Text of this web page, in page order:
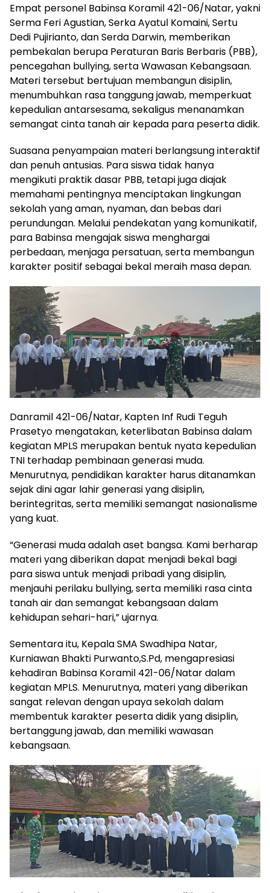
Empat personel Babinsa Koramil 421-06/Natar, yakni
Serma Feri Agustian, Serka Ayatul Komaini, Sertu
Dedi Pujirianto, dan Serda Darwin, memberikan
pembekalan berupa Peraturan Baris Berbaris (PBB),
pencegahan bullying, serta Wawasan Kebangsaan.
Materi tersebut bertujuan membangun disiplin,
menumbuhkan rasa tanggung jawab, memperkuat
kepedulian antarsesama, sekaligus menanamkan
semangat cinta tanah air kepada para peserta didik.
Suasana penyampaian materi berlangsung interaktif
dan penuh antusias. Para siswa tidak hanya
mengikuti praktik dasar PBB, tetapi juga diajak
memahami pentingnya menciptakan lingkungan
sekolah yang aman, nyaman, dan bebas dari
perundungan. Melalui pendekatan yang komunikatif,
para Babinsa mengajak siswa menghargai
perbedaan, menjaga persatuan, serta membangun
karakter positif sebagai bekal meraih masa depan.
Danramil 421-06/Natar, Kapten Inf Rudi Teguh
Prasetyo mengatakan, keterlibatan Babinsa dalam
kegiatan MPLS merupakan bentuk nyata kepedulian
TNI terhadap pembinaan generasi muda.
Menurutnya, pendidikan karakter harus ditanamkan
sejak dini agar lahir generasi yang disiplin,
berintegritas, serta memiliki semangat nasionalisme
yang kuat.
“Generasi muda adalah aset bangsa. Kami berharap
materi yang diberikan dapat menjadi bekal bagi
para siswa untuk menjadi pribadi yang disiplin,
menjauhi perilaku bullying, serta memiliki rasa cinta
tanah air dan semangat kebangsaan dalam
kehidupan sehari-hari,” ujarnya.
Sementara itu, Kepala SMA Swadhipa Natar,
Kurniawan Bhakti Purwanto,S.Pd, mengapresiasi
kehadiran Babinsa Koramil 421-06/Natar dalam
kegiatan MPLS. Menurutnya, materi yang diberikan
sangat relevan dengan upaya sekolah dalam
membentuk karakter peserta didik yang disiplin,
bertanggung jawab, dan memiliki wawasan
kebangsaan.